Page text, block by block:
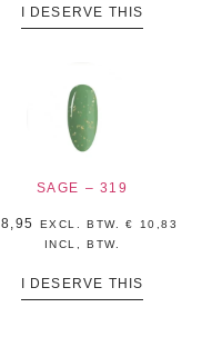
I DESERVE THIS
SAGE – 319
8,95 EXCL. BTW.€
10,83
INCL, BTW.
I DESERVE THIS